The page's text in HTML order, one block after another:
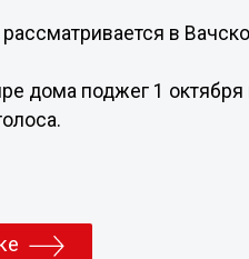
в
дома поджег 1